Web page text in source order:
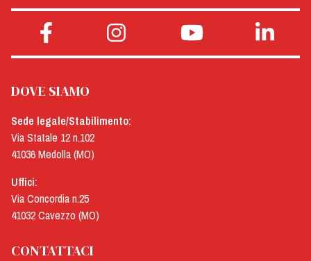
DOVE SIAMO
Sede legale/Stabilimento:
Via Statale 12 n.102
41036 Medolla (MO)
Uffici:
Via Concordia n.25
41032 Cavezzo (MO)
CONTATTACI